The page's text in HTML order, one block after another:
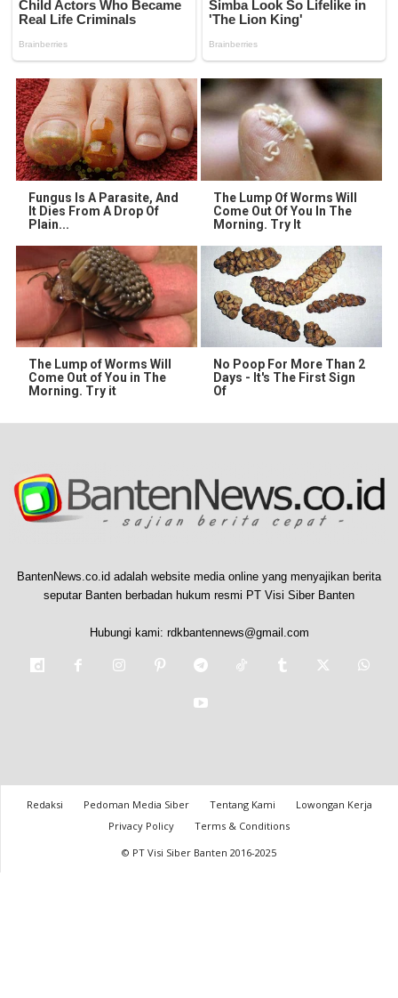
Fungus Is A Parasite, And
It Dies From A Drop Of
Plain...
The Lump Of Worms Will
Come Out Of You In The
Morning. Try It
The Lump of Worms Will
Come Out of You in The
Morning. Try it
No Poop For More Than 2
Days - It's The First Sign
Of
BantenNews.co.id adalah website media online yang menyajikan berita
seputar Banten berbadan hukum resmi PT Visi Siber Banten
Hubungi kami: rdkbantennews@gmail.com
Redaksi Pedoman Media Siber Tentang Kami
Lowongan Kerja
Privacy Policy
Terms & Conditions
© PT Visi Siber Banten 2016-2025